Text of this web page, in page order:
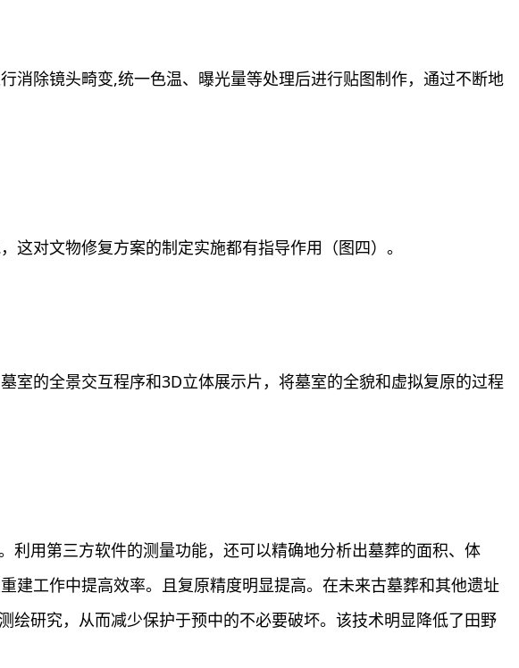
消除镜头畸变,统一色温、曝光量等处理后进行贴图制作，通过不断地
对文物修复方案的制定实施都有指导作用（图四）。
室的全景交互程序和3D立体展示片，将墓室的全貌和虚拟复原的过程
用第三方软件的测量功能，还可以精确地分析出墓葬的面积、体
建工作中提高效率。且复原精度明显提高。在未来古墓葬和其他遗址
研究，从而减少保护于预中的不必要破坏。该技术明显降低了田野